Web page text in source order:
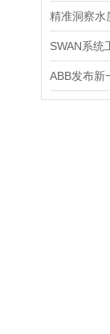
SWAN系统